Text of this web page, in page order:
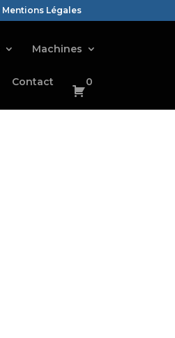
Mentions Légales
Machines
Contact 0